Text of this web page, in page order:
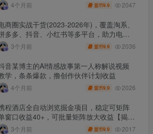
4个月前 盟币9.9 2047
商圈实战干货(2023-2026年)，覆盖淘系、
多多、抖音、小红书等多平台，助力电商
避开坑、提效率、稳盈利(更新4月)
3个月前 盟币9.9 2036
音某博主的AI情感故事第一人称解说视频
学，条条爆款，撸创作伙伴计划收益
4个月前 盟币9.9 2026
程酒店全自动浏览掘金项目，稳定可矩阵
窗口收益40+，可批量矩阵放大收益【揭
】3个月前 盟币9.9 2017